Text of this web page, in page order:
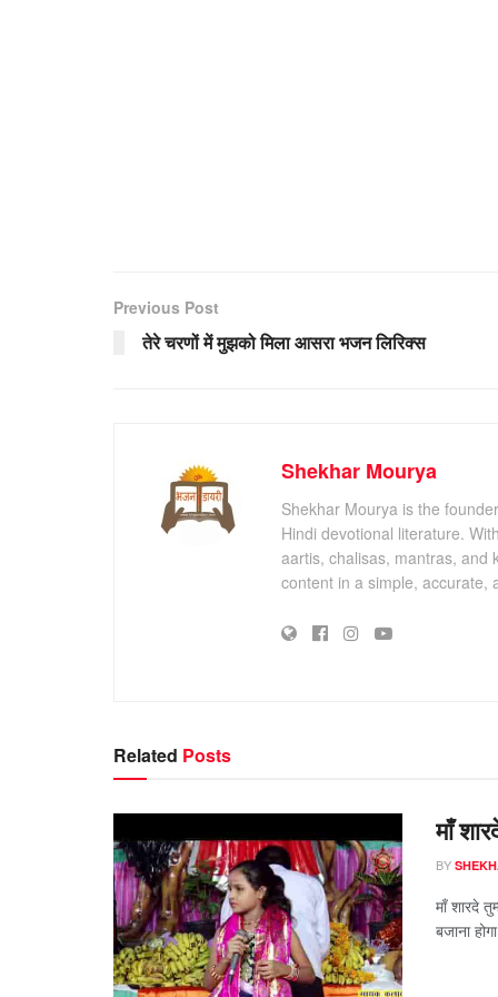
Previous Post
तेरे चरणों में मुझको मिला आसरा भजन लिरिक्स
Shekhar Mourya
Shekhar Mourya is the
Hindi devotional literature.
aartis, chalisas, mantras, and
content in a simple, accurate,
Related Posts
माँ
BY
माँ शारदे
बजाना